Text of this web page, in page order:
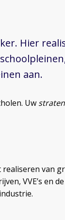
Hier
aan.
Uw
van
VVE’s en